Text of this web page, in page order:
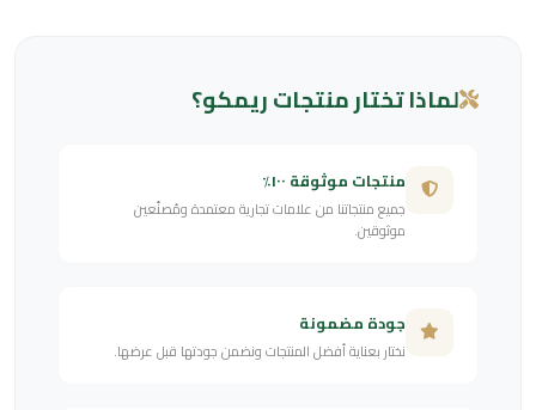
لماذا تختار منتجات ريمكو؟
منتجات موثوقة ١٠٠٪
جميع منتجاتنا من علامات تجارية معتمدة ومُصنّعين
موثوقين.
جودة مضمونة
نختار بعناية أفضل المنتجات ونضمن جودتها قبل عرضها.